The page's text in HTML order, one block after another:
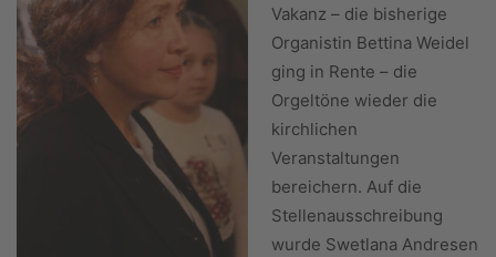
Vakanz – die bisherige
Organistin Bettina Weidel
ging in Rente – die
Orgeltöne wieder die
kirchlichen
Veranstaltungen
bereichern. Auf die
Stellenausschreibung
wurde Swetlana Andresen